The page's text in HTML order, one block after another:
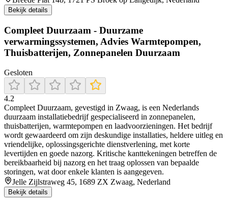
Bekijk details
Compleet Duurzaam - Duurzame
verwarmingssystemen, Advies Warmtepompen,
Thuisbatterijen, Zonnepanelen Duurzaam
Gesloten
4.2
Compleet Duurzaam, gevestigd in Zwaag, is een Nederlands
duurzaam installatiebedrijf gespecialiseerd in zonnepanelen,
thuisbatterijen, warmtepompen en laadvoorzieningen. Het bedrijf
wordt gewaardeerd om zijn deskundige installaties, heldere uitleg en
vriendelijke, oplossingsgerichte dienstverlening, met korte
levertijden en goede nazorg. Kritische kanttekeningen betreffen de
bereikbaarheid bij nazorg en het traag oplossen van bepaalde
storingen, wat door enkele klanten is aangegeven.
Jelle Zijlstraweg 45, 1689 ZX Zwaag, Nederland
Bekijk details